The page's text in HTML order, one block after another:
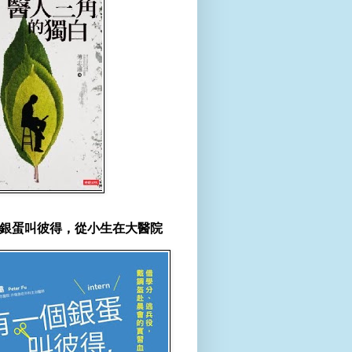
蛋叫彼得，從小生在大醫院